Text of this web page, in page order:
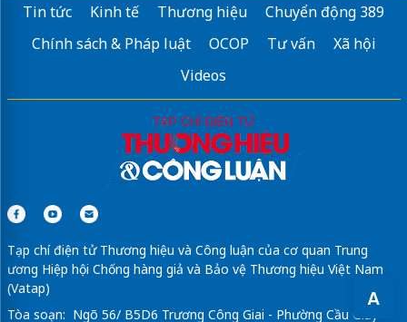
A
Tin tức Kinh tế Thương hiệu
Chuyển động 389
Chính sách & Pháp luật
OCOP Tư vấn
Xã hội
Videos
Tạp chí điện tử Thương hiệu và Công luận của cơ quan Trung
ương Hiệp hội Chống hàng giả và Bảo vệ Thương hiệu Việt Nam
(Vatap)
Tòa soạn: Ngõ 56/ B5D6 Trương Công Giai - Phường Cầu Giấy -